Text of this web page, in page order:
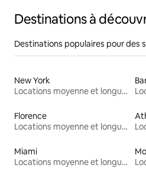
Destinations à
Destinations populaires pour des
New York
Locations moyenne et longue durée
Florence
Locations moyenne et longue durée
Miami
Locations moyenne et longue durée